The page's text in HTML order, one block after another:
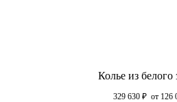
Колье из белого
329 630 ₽ от 126